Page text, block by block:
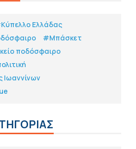
Ελλάδας
#Μπάσκετ
ποδόσφαιρο
Ιωαννίνων